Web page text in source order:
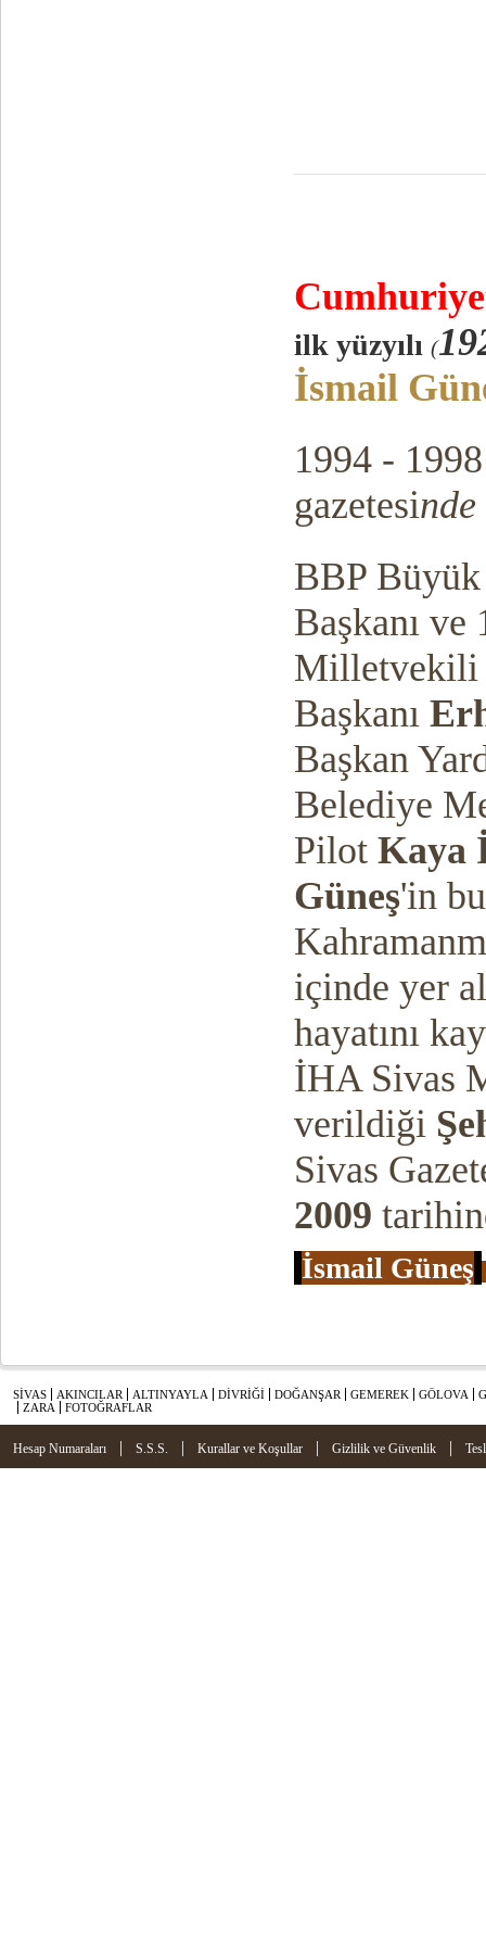
Cumhuriy
ilk yüzyılı (
İsmail
1994 -
gazetesinde
BBP
Başkanı
Başkanı
Başkan
Belediye
Pilot Kaya
Güneş'in
içinde yer
hayatını
İHA Sivas
verildiği
Sivas
2009
İsmail Güneş
SİVAS AKINCILAR ALTINYAYLA DİVRİĞİ DOĞANŞAR GEMEREK GÖLOVA
ZARA
FOTOĞRAFLAR
Hesap Numaraları | S.S.S. | Kurallar ve Koşullar | Gizlilik ve Güvenlik |